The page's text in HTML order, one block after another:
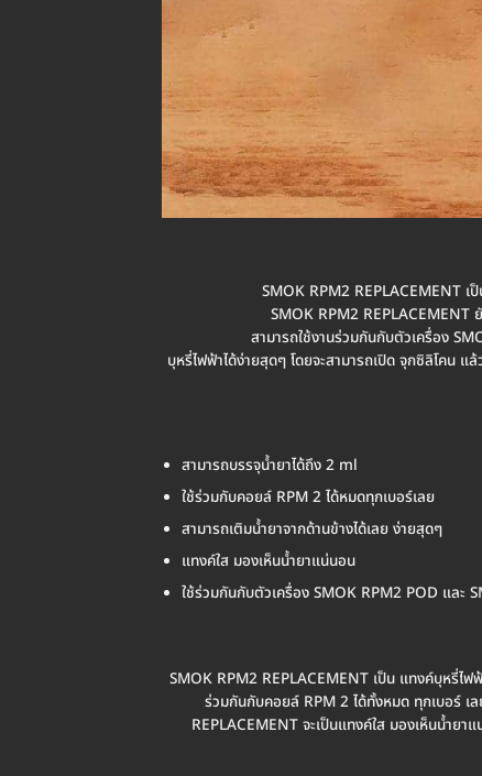
SMOK RPM2 REPLACEMENT เ
SMOK RPM2 REPLACEMENT
สามารถใช้งานร่วมกันกับตัวเครื่อง
บุหรี่ไฟฟ้าได้ง่ายสุดๆ โดยจะสามารถเปิด จุกซิลิโคน
สามารถบรรจุน้ำยาได้ถึง 2 ml
ใช้ร่วมกับคอยล์ RPM 2 ได้หมดทุกเบอร์เลย
สามารถเติมน้ำยาจากด้านข้างได้เลย ง่ายสุดๆ
แทงค์ใส มองเห็นน้ำยาแน่นอน
ใช้ร่วมกันกับตัวเครื่อง SMOK RPM2 POD และ
SMOK RPM2 REPLACEMENT เป็น แทงค์บุหรี่ไ
ร่วมกันกับคอยล์ RPM 2 ได้ทั้งหมด ทุกเบอร์ เ
REPLACEMENT จะเป็นแทงค์ใส มองเห็นน้ำย